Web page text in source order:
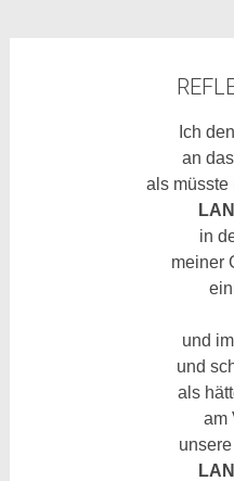
Ich
an
als müsste
in
meiner
und
und
als
am